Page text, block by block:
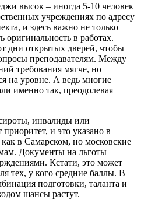
высок – иногда 5-10 человек
учреждениях по адресу
и здесь важно не только
оригинальность в работах.
дни открытых дверей, чтобы
преподавателям. Между
требования мягче, но
на уровне. А ведь многие
именно так, преодолевая
инвалиды или
и это указано в
в Самарском, но московские
Документы на льготы
Кстати, это может
тех, у кого средние баллы. В
подготовки, таланта и
шансы растут.